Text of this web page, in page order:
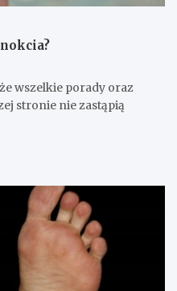
wszelkie porady oraz
stronie nie zastąpią